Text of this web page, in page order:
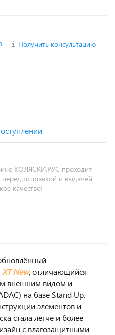
Получить консультацию
КОЛЯСКИ.РУС проходит
отправкой и выдачей
качество!
New, отличающийся
внешним видом и
на базе Stand Up.
элементов и
стала легче и более
с влагозащитными